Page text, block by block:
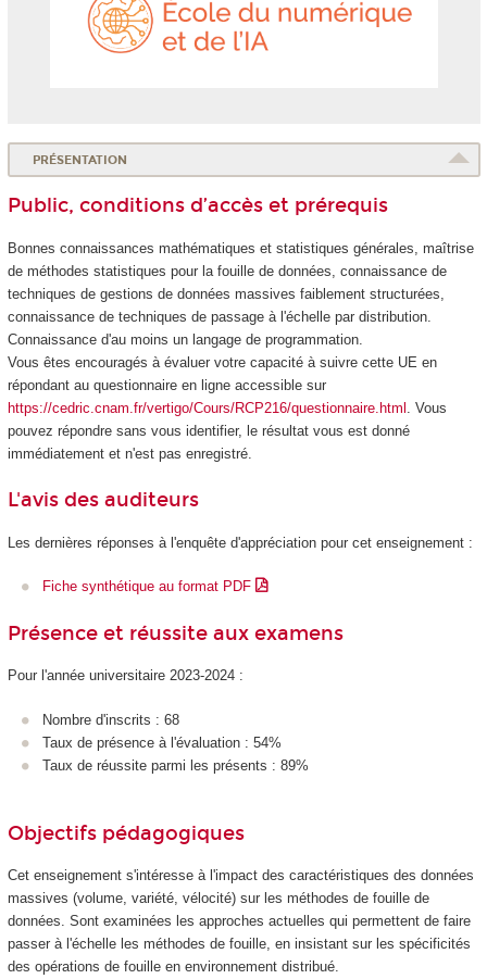
PRÉSENTATION
Public, conditions d’accès et prérequis
Bonnes connaissances mathématiques et statistiques générales, maîtrise
de méthodes statistiques pour la fouille de données, connaissance de
techniques de gestions de données massives faiblement structurées,
connaissance de techniques de passage à l'échelle par distribution.
Connaissance d'au moins un langage de programmation.
Vous êtes encouragés à évaluer votre capacité à suivre cette UE en
répondant au questionnaire en ligne accessible sur
https://cedric.cnam.fr/vertigo/Cours/RCP216/questionnaire.html
. Vous
pouvez répondre sans vous identifier, le résultat vous est donné
immédiatement et n'est pas enregistré.
L'avis des auditeurs
Les dernières réponses à l'enquête d'appréciation pour cet enseignement :
Fiche synthétique au format PDF
Présence et réussite aux examens
Pour l'année universitaire 2023-2024 :
Nombre d'inscrits : 68
Taux de présence à l'évaluation : 54%
Taux de réussite parmi les présents : 89%
Objectifs pédagogiques
Cet enseignement s'intéresse à l'impact des caractéristiques des données
massives (volume, variété, vélocité) sur les méthodes de fouille de
données. Sont examinées les approches actuelles qui permettent de faire
passer à l'échelle les méthodes de fouille, en insistant sur les spécificités
des opérations de fouille en environnement distribué.